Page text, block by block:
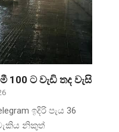
ට වැඩි තද වැසි
ඉදිරි පැය 36
නිකුත්